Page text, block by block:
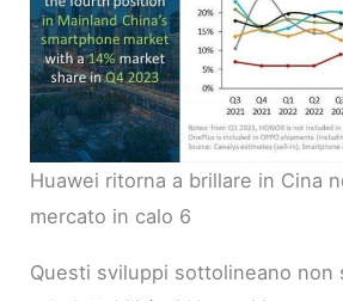
Huawei ritorna a brillare in Cina
mercato in calo 6
Questi sviluppi sottolineano non